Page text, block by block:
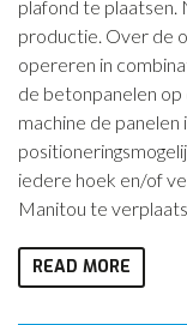
plafond te plaatsen.
productie. Over de
opereren in
de betonpanelen op
machine de
iedere hoek en/of
Manitou te
READ MORE